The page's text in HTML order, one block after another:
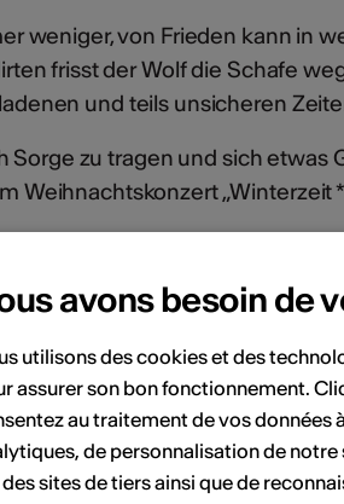
weniger, von Frieden kann in
frisst der Wolf die Schafe
und teils unsicheren
Sorge zu tragen und sich etwas
Weihnachtskonzert „Winterzeit
avons besoin de
utilisons des cookies et des
assurer son bon fonctionnement.
au traitement de vos données
de personnalisation de
sites de tiers ainsi que de